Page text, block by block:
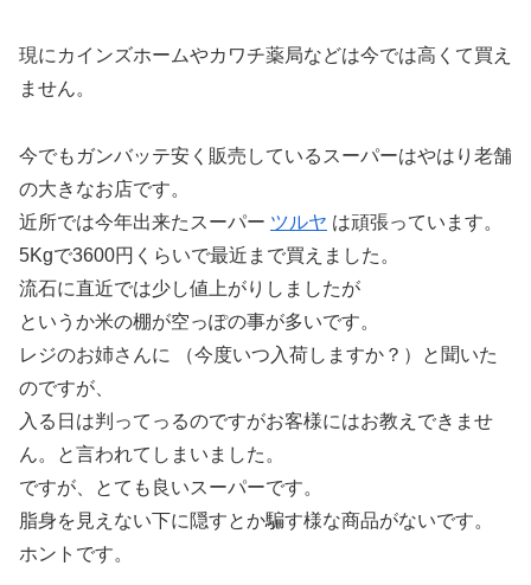
現にカインズホームやカワチ薬局などは今では高くて買え
ません。
今でもガンバッテ安く販売しているスーパーはやはり老舗
の大きなお店です。
近所では今年出来たスーパー ツルヤ は頑張っています。
5Kgで3600円くらいで最近まで買えました。
流石に直近では少し値上がりしましたが
というか米の棚が空っぽの事が多いです。
レジのお姉さんに （今度いつ入荷しますか？）と聞いた
のですが、
入る日は判ってっるのですがお客様にはお教えできませ
ん。と言われてしまいました。
ですが、とても良いスーパーです。
脂身を見えない下に隠すとか騙す様な商品がないです。
ホントです。